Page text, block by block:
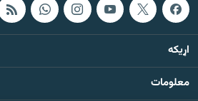
اړيکه
معلومات